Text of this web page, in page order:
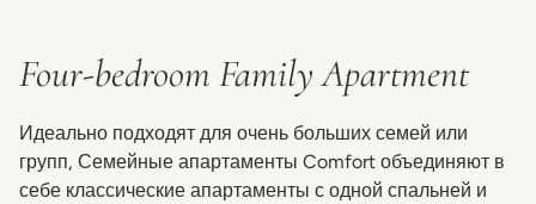
Four-bedroom Family Apartment
Идеально подходят для очень больших семей или
групп, Семейные апартаменты Comfort объединяют в
себе классические апартаменты с одной спальней и